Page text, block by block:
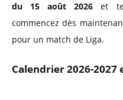
du 15 août 2026 et
commencez dès
pour un match de Liga.
Calendrier 2026-